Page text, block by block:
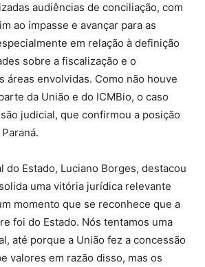
audiências de conciliação, com
ao impasse e avançar para as
em relação à definição
sobre a fiscalização e o
áreas envolvidas. Como não houve
da União e do ICMBio, o caso
judicial, que confirmou a posição
do Estado, Luciano Borges, destacou
uma vitória jurídica relevante
momento que se reconhece que a
foi do Estado. Nós tentamos uma
até porque a União fez a concessão
valores em razão disso, mas os